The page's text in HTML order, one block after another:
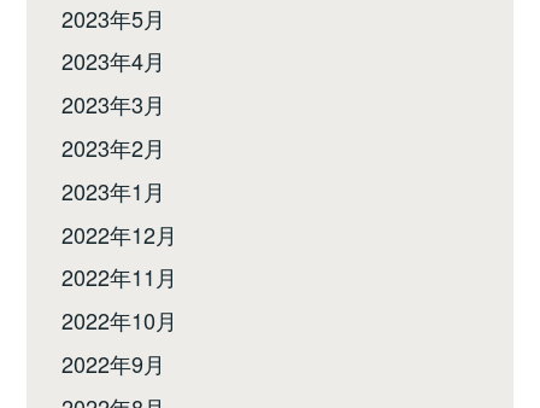
2023年5月
2023年4月
2023年3月
2023年2月
2023年1月
2022年12月
2022年11月
2022年10月
2022年9月